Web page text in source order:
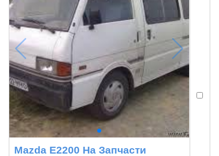
Mazda Е2200 На Запчасти